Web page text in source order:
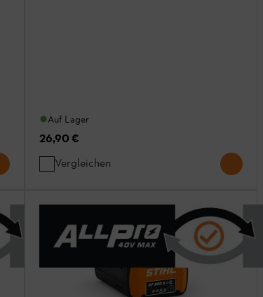
Auf Lager
26,90 €
Vergleichen